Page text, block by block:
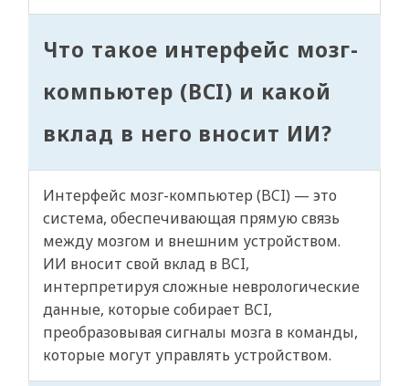
Что такое интерфейс мозг-
компьютер (BCI) и какой
вклад в него вносит ИИ?
Интерфейс мозг-компьютер (BCI) — это
система, обеспечивающая прямую связь
между мозгом и внешним устройством.
ИИ вносит свой вклад в BCI,
интерпретируя сложные неврологические
данные, которые собирает BCI,
преобразовывая сигналы мозга в команды,
которые могут управлять устройством.